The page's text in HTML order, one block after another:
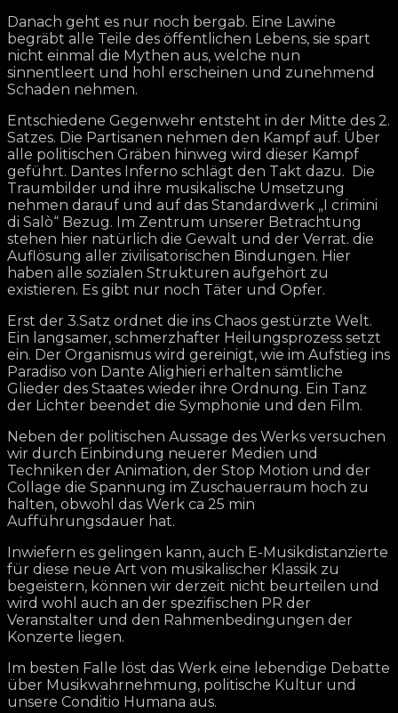
Danach geht es nur noch bergab. Eine Lawine
begräbt alle Teile des öffentlichen Lebens, sie spart
nicht einmal die Mythen aus, welche nun
sinnentleert und hohl erscheinen und zunehmend
Schaden nehmen.
Entschiedene Gegenwehr entsteht in der Mitte des 2.
Satzes. Die Partisanen nehmen den Kampf auf. Über
alle politischen Gräben hinweg wird dieser Kampf
geführt. Dantes Inferno schlägt den Takt dazu. Die
Traumbilder und ihre musikalische Umsetzung
nehmen darauf und auf das Standardwerk „I crimini
di Salò“ Bezug. Im Zentrum unserer Betrachtung
stehen hier natürlich die Gewalt und der Verrat. die
Auflösung aller zivilisatorischen Bindungen. Hier
haben alle sozialen Strukturen aufgehört zu
existieren. Es gibt nur noch Täter und Opfer.
Erst der 3.Satz ordnet die ins Chaos gestürzte Welt.
Ein langsamer, schmerzhafter Heilungsprozess setzt
ein. Der Organismus wird gereinigt, wie im Aufstieg ins
Paradiso von Dante Alighieri erhalten sämtliche
Glieder des Staates wieder ihre Ordnung. Ein Tanz
der Lichter beendet die Symphonie und den Film.
Neben der politischen Aussage des Werks versuchen
wir durch Einbindung neuerer Medien und
Techniken der Animation, der Stop Motion und der
Collage die Spannung im Zuschauerraum hoch zu
halten, obwohl das Werk ca 25 min
Aufführungsdauer hat.
Inwiefern es gelingen kann, auch E-Musikdistanzierte
für diese neue Art von musikalischer Klassik zu
begeistern, können wir derzeit nicht beurteilen und
wird wohl auch an der spezifischen PR der
Veranstalter und den Rahmenbedingungen der
Konzerte liegen.
Im besten Falle löst das Werk eine lebendige Debatte
über Musikwahrnehmung, politische Kultur und
unsere Conditio Humana aus.